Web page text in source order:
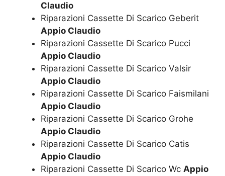
Claudio
Riparazioni Cassette Di Scarico Geberit
Appio Claudio
Riparazioni Cassette Di Scarico Pucci
Appio Claudio
Riparazioni Cassette Di Scarico Valsir
Appio Claudio
Riparazioni Cassette Di Scarico Faismilani
Appio Claudio
Riparazioni Cassette Di Scarico Grohe
Appio Claudio
Riparazioni Cassette Di Scarico Catis
Appio Claudio
Riparazioni Cassette Di Scarico Wc Appio